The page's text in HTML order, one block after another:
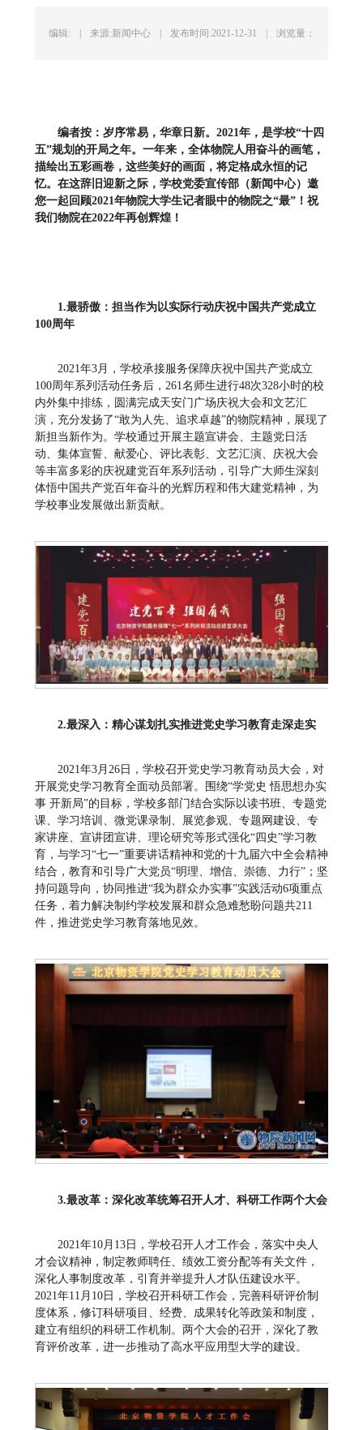
编辑: | 来源:新闻中心 | 发布时间:2021-12-31 | 浏览量：
编者按： 岁序常易，华章日新。 2021年，是学校“十 四
五”规划的开局之年。一年来 ， 全体物院人用奋斗的画笔，
描绘出五彩画卷，这些美好的画面，将定格成永恒的记
忆。 在这辞旧迎新之际，学校党委宣传部（新闻中心）邀
您一起回顾2021 年物院大学生记者眼中的物院之“最”！祝
我们物院在2022年再创辉煌！
1 .最骄傲：担当作为 以实际行动庆祝中国共产党成立
1 00周年
2021年3月，学校承接服务保障庆祝中国共产党成立
100周年系列活动任务后，261名师生进行48次328小时的校
内外集中排练，圆满完成天安门广场庆祝大会和文艺汇
演，充分发扬了“敢为人先、追求卓越”的物院精神，展现了
新担当新作为。学校通过开展主题宣讲会、主题党日活
动、集体宣誓、献爱心、评比表彰、文艺汇演、庆祝大会
等丰富多彩的庆祝建党百年系列活动，引导广大师生深刻
体悟中国共产党百年奋斗的光辉历程和伟大建党精神，为
学校事业发展做出新贡献。
2.最深入：精心谋划扎实推进党史学习教育走深走实
2021年3月26日，学校召开党史学习教育动员大会，对
开展党史学习教育全面动员部署。围绕“学党史 悟思想办实
事 开新局”的目标，学校多部门结合实际以读书班、专题党
课、学习培训、微党课录制、展览参观、专题网建设、专
家讲座、宣讲团宣讲、理论研究等形式强化“四史”学习教
育，与学习“七一”重要讲话精神和党的十九届六中全会精神
结合，教育和引导广大党员“明理、增信、崇德、力行”；坚
持问题导向，协同推进“我为群众办实事”实践活动6项重点
任务，着力解决制约学校发展和群众急难愁盼问题共211
件，推进党史学习教育落地见效。
3.最改革：深化改革统筹召开人才、科研工作两个大会
2021年10月13日，学校召开人才工作会，落实中央人
才会议精神，制定教师聘任、绩效工资分配等有关文件，
深化人事制度改革，引育并举提升人才队伍建设水平。
2021年11月10日，学校召开科研工作会，完善科研评价制
度体系，修订科研项目、经费、成果转化等政策和制度，
建立有组织的科研工作机制。两个大会的召开，深化了教
育评价改革，进一步推动了高水平应用型大学的建设。